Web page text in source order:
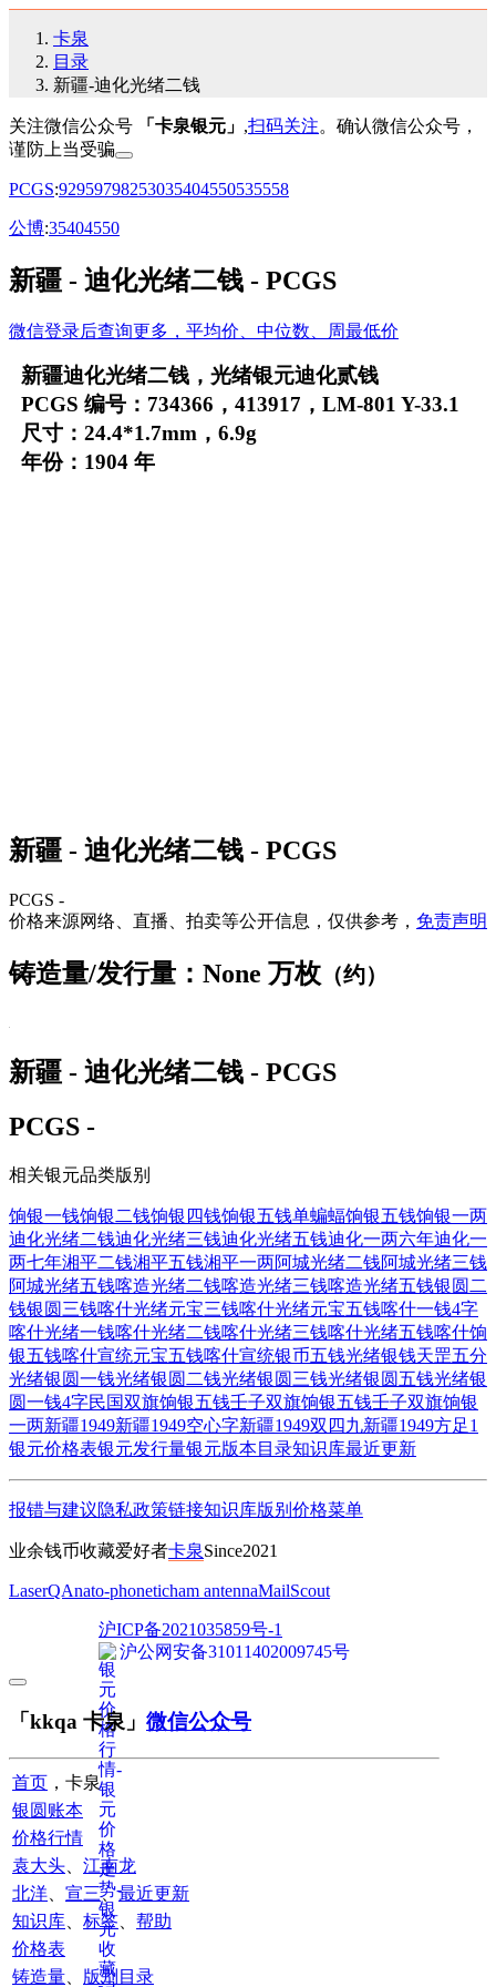
卡泉
目录
新疆-迪化光绪二钱
关注微信公众号 「卡泉银元」 ,扫码关注。确认微信公众号，
谨防上当受骗
PCGS:92959798253035404550535558
公博:35404550
新疆 - 迪化光绪二钱 - PCGS
微信登录后查询更多，平均价、中位数、周最低价
新疆迪化光绪二钱，光绪银元迪化贰钱
PCGS 编号：734366，413917，LM-801 Y-33.1
尺寸：24.4*1.7mm，6.9g
年份：1904 年
新疆 - 迪化光绪二钱 - PCGS
PCGS -
价格来源网络、直播、拍卖等公开信息，仅供参考， 免责声明
铸造量/发行量：None 万枚 （约）
新疆 - 迪化光绪二钱 - PCGS
PCGS -
相关银元品类版别
饷银一钱饷银二钱饷银四钱饷银五钱单蝙蝠饷银五钱饷银一两
迪化光绪二钱迪化光绪三钱迪化光绪五钱迪化一两六年迪化一
两七年湘平二钱湘平五钱湘平一两阿城光绪二钱阿城光绪三钱
阿城光绪五钱喀造光绪二钱喀造光绪三钱喀造光绪五钱银圆二
钱银圆三钱喀什光绪元宝三钱喀什光绪元宝五钱喀什一钱4字
喀什光绪一钱喀什光绪二钱喀什光绪三钱喀什光绪五钱喀什饷
银五钱喀什宣统元宝五钱喀什宣统银币五钱光绪银钱天罡五分
光绪银圆一钱光绪银圆二钱光绪银圆三钱光绪银圆五钱光绪银
圆一钱4字民国双旗饷银五钱壬子双旗饷银五钱壬子双旗饷银
一两新疆1949新疆1949空心字新疆1949双四九新疆1949方足1
银元价格表银元发行量银元版本目录知识库最近更新
报错与建议隐私政策链接知识库版别 价格菜单
业余钱币收藏爱好者卡泉Since2021
LaserQAnato-phoneticham antennaMailScout
沪ICP备2021035859号-1
沪公网安备31011402009745号
「kkqa 卡泉」 微信公众号
首页 ，卡泉
银圆账本
价格行情
袁大头
江南龙
北洋
宣三、最近更新
知识库
标签
帮助
价格表
铸造量
版别目录